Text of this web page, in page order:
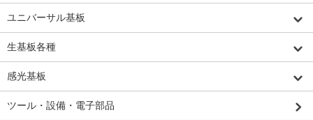
ユニバーサル基板
生基板各種
感光基板
ツール・設備・電子部品